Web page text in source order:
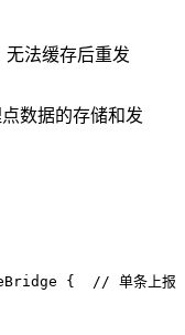
无法缓存后重发
数据的存储和发
{
  // 单条上报